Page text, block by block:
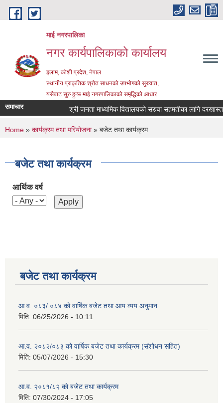
Skip to main content
माई नगरपालिका
नगर कार्यपालिकाको कार्यालय
इलाम, कोशी प्रदेश, नेपाल
स्थानीय प्राकृतिक श्रोत साधनको उपभोगको सुरुवात,
यसैबाट सुरु हुन्छ माई नगरपालिकाको समृद्धिको आधार
समाचार श्री जनता माध्यमिक विद्यालयको सरुवा सहमतीका लागि दरखास्त
You are here
Home » कार्यक्रम तथा परियोजना» बजेट तथा कार्यक्रम
बजेट तथा कार्यक्रम
आर्थिक वर्ष
बजेट तथा कार्यक्रम
आ.व. ०८३/ ०८४ को वार्षिक बजेट तथा आय व्यय अनुमान
मिति: 06/25/2026 - 10:11
आ.व. २०८२/०८३ को वार्षिक बजेट तथा कार्यक्रम (संशोधन सहित)
मिति: 05/07/2026 - 15:30
आ.व. २०८१/८२ को बजेट तथा कार्यक्रम
मिति: 07/30/2024 - 17:05